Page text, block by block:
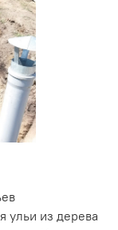
ульи из дерева